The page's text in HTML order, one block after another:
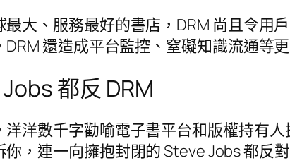
最大、服務最好的書店，DRM 尚且令用
還造成平台監控、窒礙知識流通等
都反 DRM
洋洋數千字勸喻電子書平台和版權持有
，連一向擁抱封閉的 Steve Jobs 都反